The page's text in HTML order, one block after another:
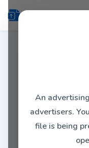
An
advertisers.
file is being